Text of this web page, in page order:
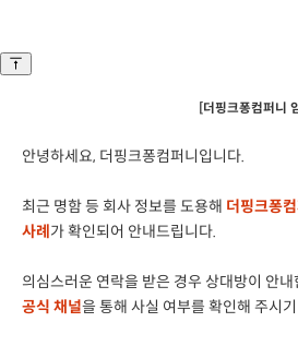
[더핑크퐁컴퍼니
안녕하세요, 더핑크퐁컴퍼니입니다.
최근 명함 등 회사 정보를 도용해 더핑크퐁
사례가 확인되어 안내드립니다.
의심스러운 연락을 받은 경우 상대방이 안
공식 채널을 통해 사실 여부를 확인해 주시